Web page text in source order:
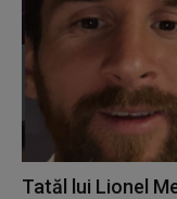
Tatăl lui Lionel